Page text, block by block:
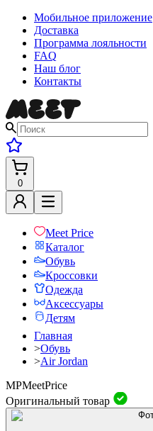
Мобильное приложение
Доставка
Программа лояльности
FAQ
Наш блог
Контакты
0
Meet Price
Каталог
Обувь
Кроссовки
Одежда
Аксессуары
Детям
Главная
>Обувь
>Air Jordan
MPMeetPrice
Оригинальный товар